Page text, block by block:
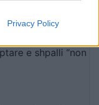
Privacy Policy
e shpalli “non